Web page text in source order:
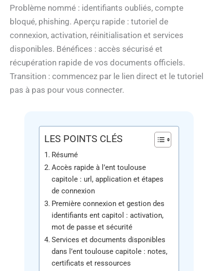
Problème nommé : identifiants oubliés, compte
bloqué, phishing. Aperçu rapide : tutoriel de
connexion, activation, réinitialisation et services
disponibles. Bénéfices : accès sécurisé et
récupération rapide de vos documents officiels.
Transition : commencez par le lien direct et le tutoriel
pas à pas pour vous connecter.
LES POINTS CLÉS
Résumé
Accès rapide à l’ent toulouse
capitole : url, application et étapes
de connexion
Première connexion et gestion des
identifiants ent capitol : activation,
mot de passe et sécurité
Services et documents disponibles
dans l’ent toulouse capitole : notes,
certificats et ressources